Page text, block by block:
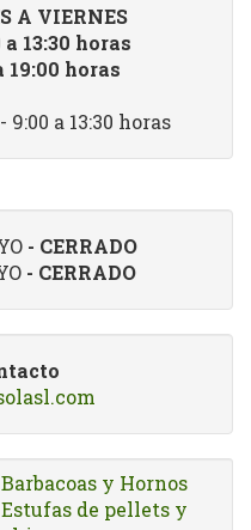
A VIERNES
a 13:30 horas
19:00 horas
- 9:00 a 13:30 horas
- CERRADO
- CERRADO
Barbacoas y Hornos
Estufas de pellets y